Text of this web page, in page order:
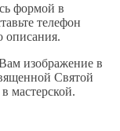
формой в
телефон
описания.
изображение в
Святой
мастерской.